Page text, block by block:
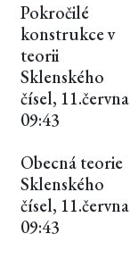
Pokročilé
konstrukce v
teorii
Sklenského
čísel, 11.června
09:43
Obecná teorie
Sklenského
čísel, 11.června
09:43